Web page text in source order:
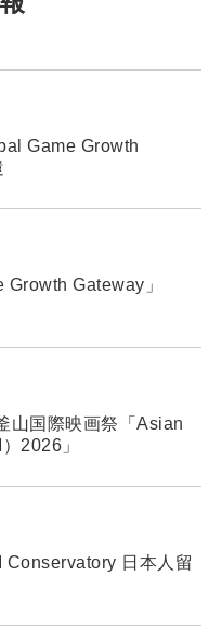
Game Growth
Growth Gateway」
山国際映画祭「Asian
2026」
Conservatory 日本人留